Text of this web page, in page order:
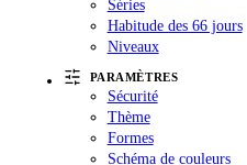
Séries
Habitude des 66 jours
Niveaux
PARAMÈTRES
Sécurité
Thème
Formes
Schéma de couleurs